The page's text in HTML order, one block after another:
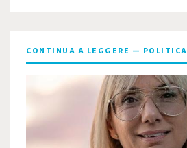
CONTINUA A LEGGERE — POLITICA